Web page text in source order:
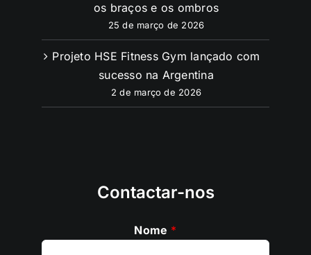
os braços e os ombros
25 de março de 2026
Projeto HSE Fitness Gym lançado com
sucesso na Argentina
2 de março de 2026
Contactar-nos
Nome *